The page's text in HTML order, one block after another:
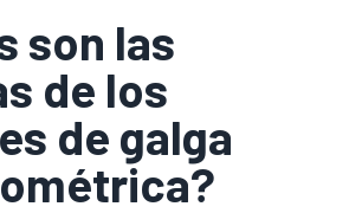
son las
de los
de galga